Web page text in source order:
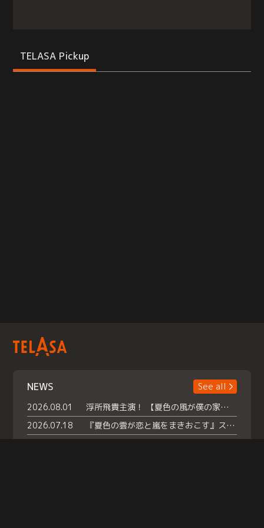
TELASA Pickup
NEWS
See all
2026.08.01
浮所飛貴主演！ 【夏色の風が僕の家にやってきた】 本日よりテラサで独占配信スタート！
2026.07.18
『夏色の雲が恋と嵐をまきおこす』スペシャルメイキング 【Part1】2026年７月18日（土）23時30分～配信スタート！話題のシーンの裏側を大公開！豪華キャスト大集合！ 『武宮家 真夏の家族会議』開催！